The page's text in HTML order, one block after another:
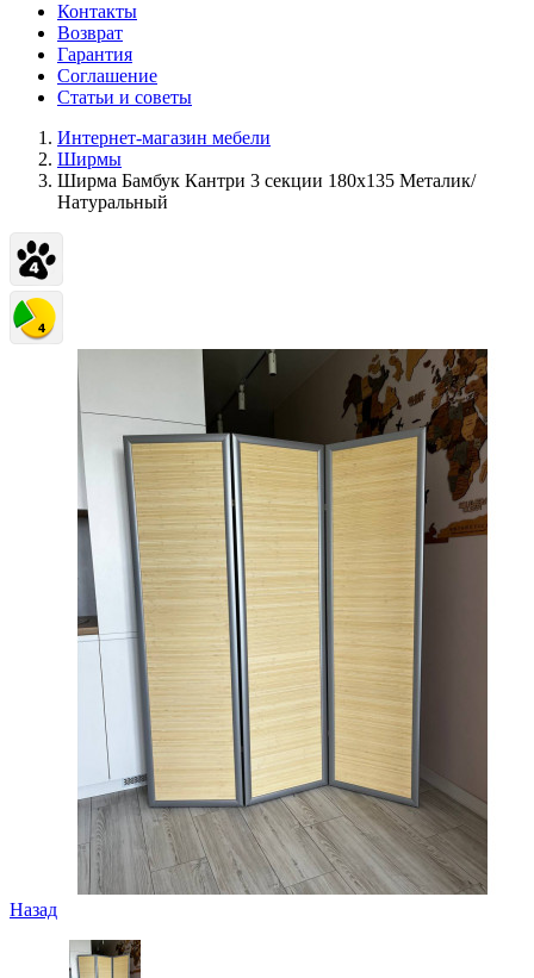
Контакты
Возврат
Гарантия
Соглашение
Статьи и советы
Интернет-магазин мебели
Ширмы
Ширма Бамбук Кантри 3 секции 180х135 Металик/
Натуральный
Назад